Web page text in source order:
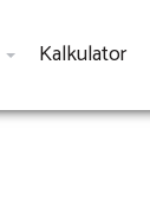
Kalkulator